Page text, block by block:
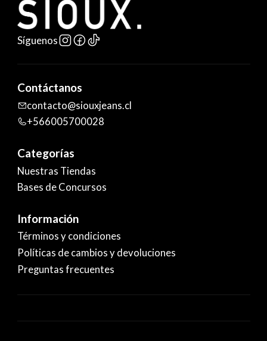
Síguenos
Contáctanos
contacto@siouxjeans.cl
+566005700028
Categorías
Nuestras Tiendas
Bases de Concursos
Información
Términos y condiciones
Políticas de cambios y devoluciones
Preguntas frecuentes